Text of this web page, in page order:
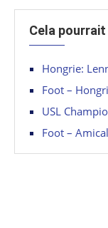
Cela
Hongrie:
Foot –
USL
Foot –